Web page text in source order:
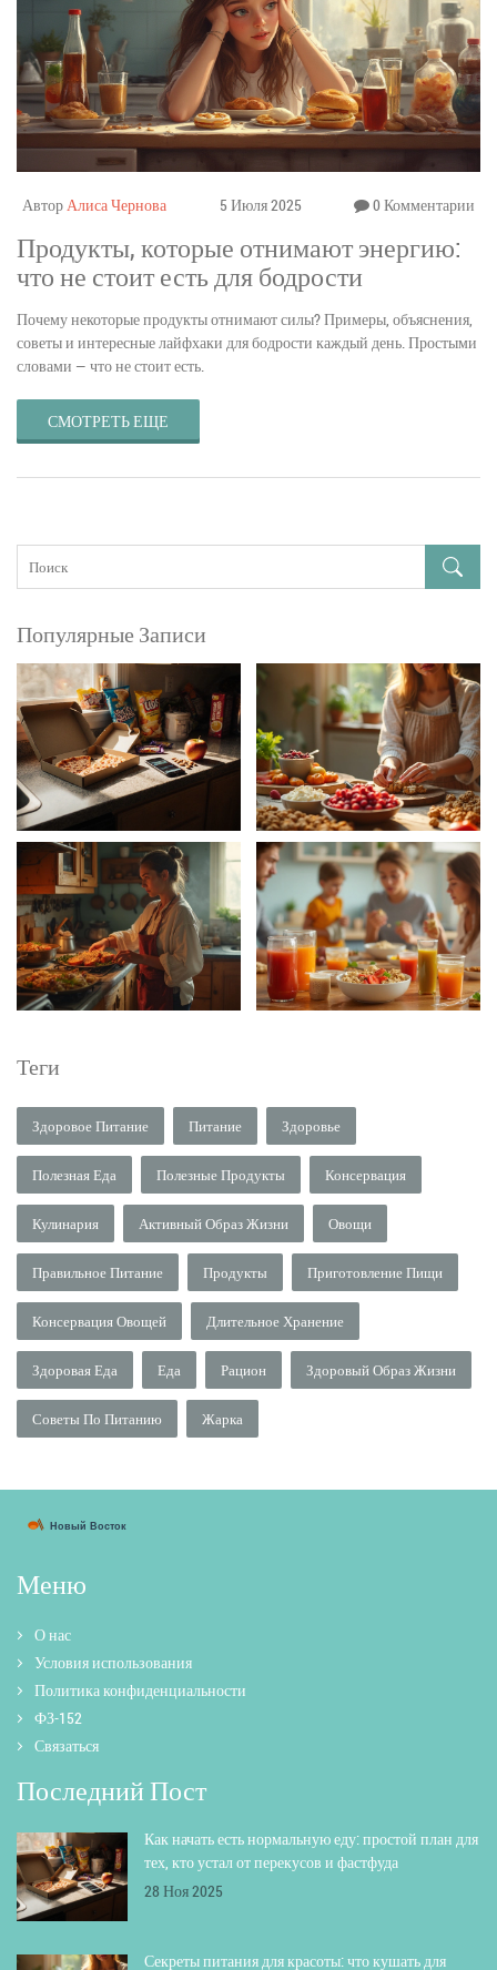
АвторАлиса Чернова 5 Июля 2025 0 Комментарии
Продукты, которые отнимают энергию:
что не стоит есть для бодрости
Почему некоторые продукты отнимают силы? Примеры, объяснения,
советы и интересные лайфхаки для бодрости каждый день. Простыми
словами — что не стоит есть.
СМОТРЕТЬ ЕЩЕ
Популярные Записи
Теги
Здоровое Питание Питание Здоровье
Полезная Еда Полезные Продукты Консервация
Кулинария Активный Образ Жизни Овощи
Правильное Питание Продукты Приготовление Пищи
Консервация Овощей Длительное Хранение
Здоровая Еда Еда Рацион Здоровый Образ Жизни
Советы По Питанию Жарка
Меню
О нас
Условия использования
Политика конфиденциальности
ФЗ-152
Связаться
Последний Пост
Как начать есть нормальную еду: простой план для
тех, кто устал от перекусов и фастфуда
28 Ноя 2025
Секреты питания для красоты: что кушать для